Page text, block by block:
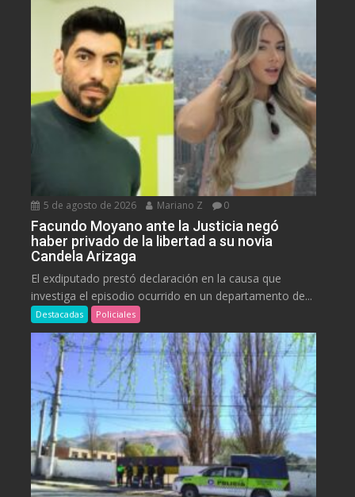
5 de agosto de 2026 Mariano Z 0
Facundo Moyano ante la Justicia negó
haber privado de la libertad a su novia
Candela Arizaga
El exdiputado prestó declaración en la causa que
investiga el episodio ocurrido en un departamento de...
Destacadas Policiales